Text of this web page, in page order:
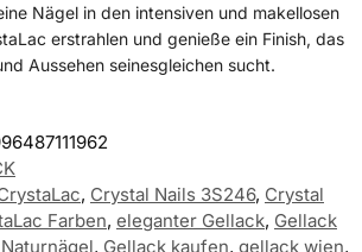
Nägel in den intensiven und makellosen
erstrahlen und genieße ein Finish, das
Aussehen seinesgleichen sucht.
, Crystal Nails 3S246, Crystal
Farben, eleganter Gellack, Gellack
, Gellack kaufen, gellack wien,